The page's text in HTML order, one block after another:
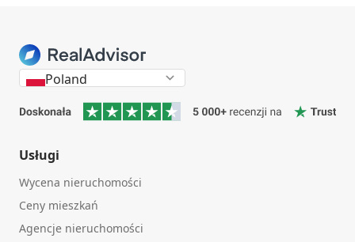
Poland
Usługi
Wycena nieruchomości
Ceny mieszkań
Agencje nieruchomości